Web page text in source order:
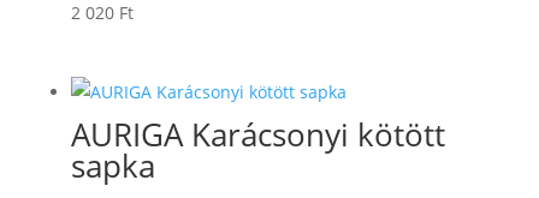
2 020 Ft
AURIGA Karácsonyi kötött
sapka